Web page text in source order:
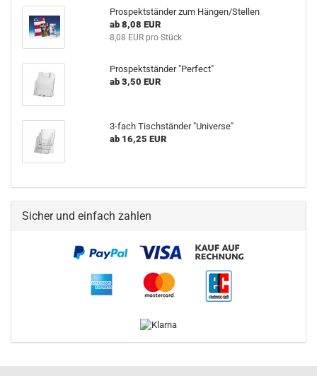
Prospektständer zum Hängen/Stellen
ab 8,08 EUR
8,08 EUR pro Stück
Prospektständer "Perfect"
ab 3,50 EUR
3-fach Tischständer "Universe"
ab 16,25 EUR
Sicher und einfach zahlen